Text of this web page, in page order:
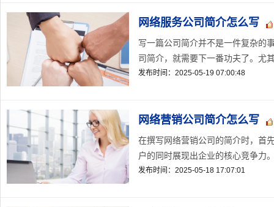
网络服务公司简介怎么写
写一篇公司简介并不是一件复杂的
司简介，就需要下一番功夫了。尤
发布时间：2025-05-19 07:00:48
网络营销公司简介怎么写
在撰写网络营销公司的简介时，首
户的同时展现出企业的核心竞争力
发布时间：2025-05-18 17:07:01